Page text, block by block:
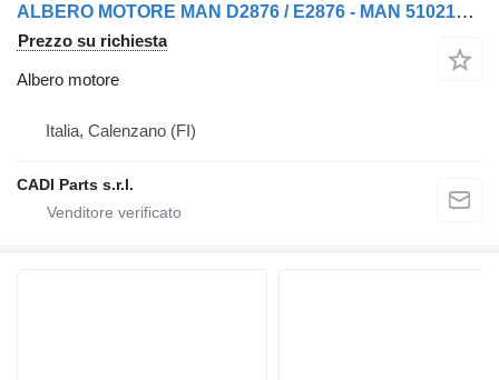
ALBERO MOTORE MAN D2876 / E2876 - MAN 51021006018
Prezzo su richiesta
Albero motore
Italia, Calenzano (FI)
CADI Parts s.r.l.